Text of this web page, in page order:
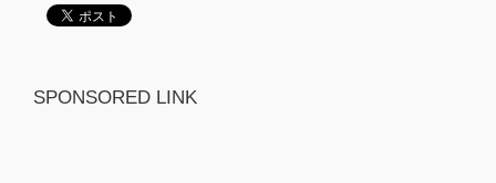
SPONSORED LINK